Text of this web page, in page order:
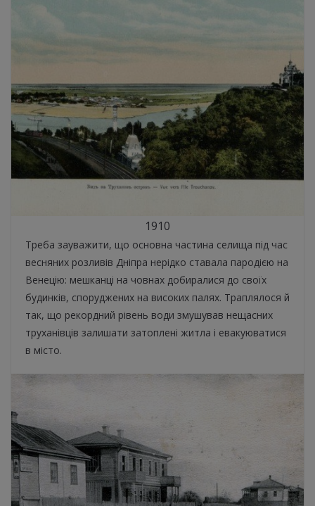
1910
Треба зауважити, що основна частина селища під час
весняних розливів Дніпра нерідко ставала пародією на
Венецію: мешканці на човнах добиралися до своїх
будинків, споруджених на високих палях. Траплялося й
так, що рекордний рівень води змушував нещасних
труханівців залишати затоплені житла і евакуюватися
в місто.